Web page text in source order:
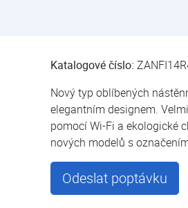
Katalogové číslo:
Nový typ oblíbených
elegantním designem.
pomocí Wi-Fi a ekologické
nových modelů s
Odeslat poptávku